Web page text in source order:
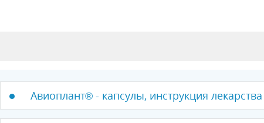
Авиоплант® - капсулы, инструкция лекарства